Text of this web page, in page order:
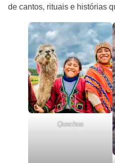
de cantos, rituais e histórias
Quechua